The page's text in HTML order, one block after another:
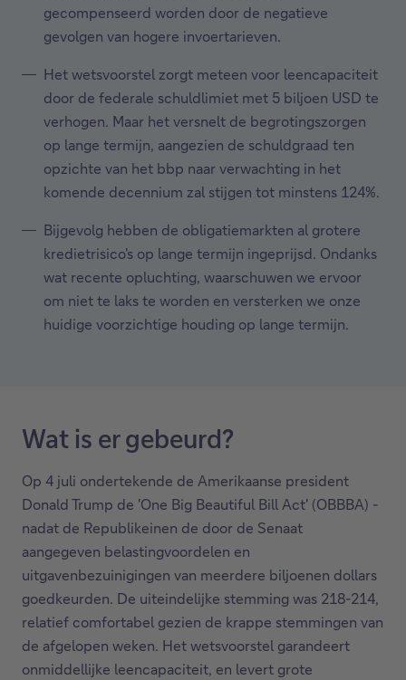
gecompenseerd worden door de negatieve
gevolgen van hogere invoertarieven.
Het wetsvoorstel zorgt meteen voor leencapaciteit
door de federale schuldlimiet met 5 biljoen USD te
verhogen. Maar het versnelt de begrotingszorgen
op lange termijn, aangezien de schuldgraad ten
opzichte van het bbp naar verwachting in het
komende decennium zal stijgen tot minstens 124%.
Bijgevolg hebben de obligatiemarkten al grotere
kredietrisico's op lange termijn ingeprijsd. Ondanks
wat recente opluchting, waarschuwen we ervoor
om niet te laks te worden en versterken we onze
huidige voorzichtige houding op lange termijn.
Wat is er gebeurd?
Op 4 juli ondertekende de Amerikaanse president
Donald Trump de 'One Big Beautiful Bill Act' (OBBBA) -
nadat de Republikeinen de door de Senaat
aangegeven belastingvoordelen en
uitgavenbezuinigingen van meerdere biljoenen dollars
goedkeurden. De uiteindelijke stemming was 218-214,
relatief comfortabel gezien de krappe stemmingen van
de afgelopen weken. Het wetsvoorstel garandeert
onmiddellijke leencapaciteit, en levert grote